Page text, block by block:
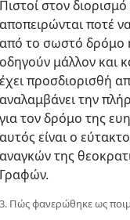
Πιστοί στον
αποπειρώνται ποτέ
από το σωστό δρόμο
οδηγούν μάλλον και
έχει προσδιορισθή
αναλαμβάνει την
για τον δρόμο της
αυτός είναι ο
αναγκών της
Γραφών.
3. Πώς φανερώθηκε ως